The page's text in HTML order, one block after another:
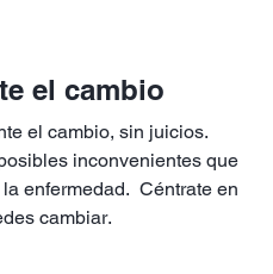
el cambio
el cambio, sin juicios.
inconvenientes que
enfermedad. Céntrate en
cambiar.